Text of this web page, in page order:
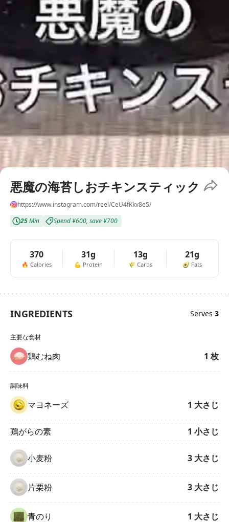
悪魔の海苔しおチキンスティック
https://www.instagram.com/reel/CeU4fKkv8e5/
25Min Spend¥600, save¥700
370
🔥 Calories
31g
💪 Protein
13g
🌾 Carbs
21g
🥑 Fats
INGREDIENTS Serves 3
主要な食材
鶏むね肉 1 枚
調味料
マヨネーズ 1 大さじ
鶏がらの素 1 小さじ
小麦粉 3大さじ
片栗粉 3大さじ
青のり 1 大さじ